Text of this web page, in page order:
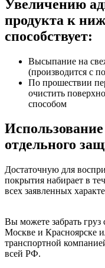
Увеличению
продукта к
способствует:
Высыпание на
(производится с
По прошествии
очистить
способом
отдельного
Достаточную для
покрытия набирает в
всех заявленных
Вы можете забрать груз
Москве и Красноярске
транспортной
всей РФ.